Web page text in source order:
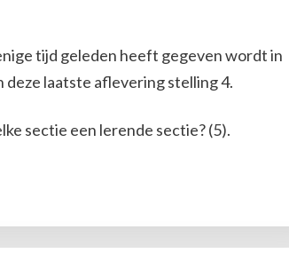
tijd geleden heeft gegeven wordt in
laatste aflevering stelling 4.
sectie een lerende sectie? (5).